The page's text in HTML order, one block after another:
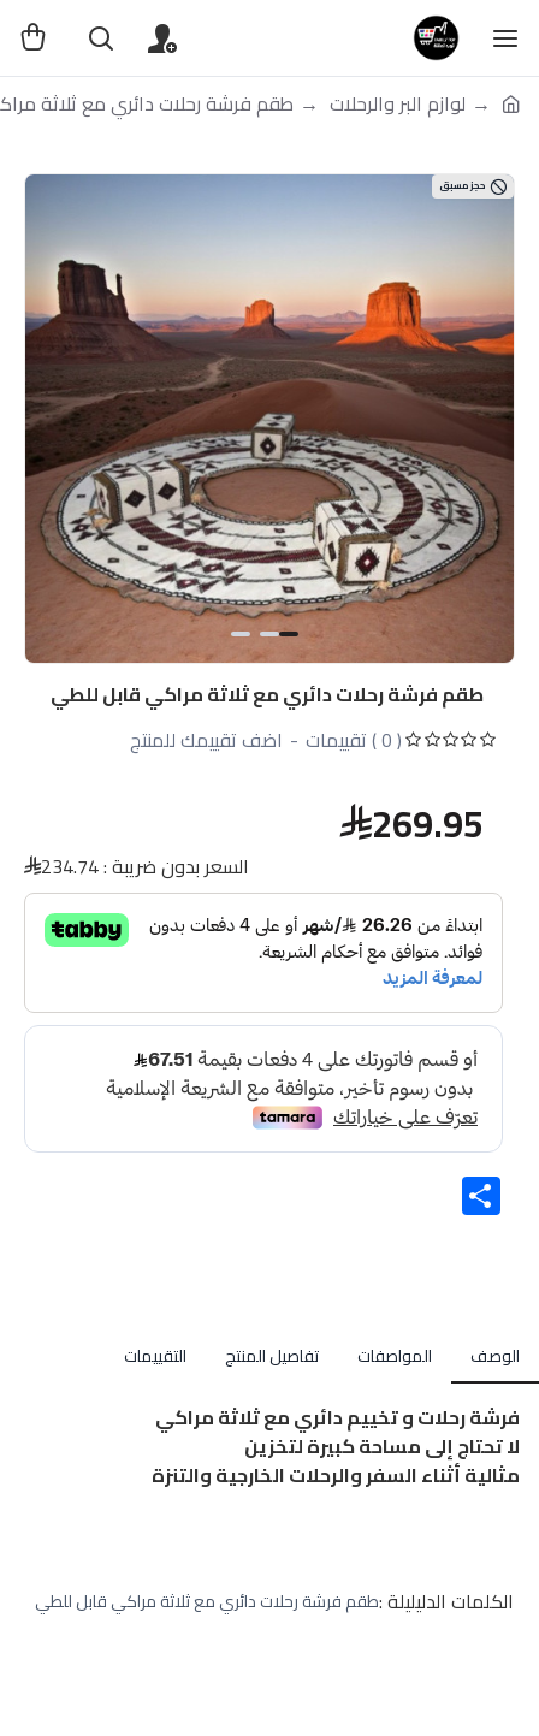
لوازم البر والرحلات طقم فرشة رحلات دائري مع ثلاثة
حجز مسبق
طقم فرشة رحلات دائري مع ثلاثة مراكي قابل للطي
( 0 ) تقييمات
- اضف تقييمك للمنتج
269.95
السعر بدون ضريبة :234.74
Share
الوصف المواصفات تفاصيل المنتج التقييمات
فرشة رحلات و تخييم دائري مع ثلاثة مراكي
لا تحتاج إلى مساحة كبيرة لتخزين
مثالية أثناء السفر والرحلات الخارجية والتنزة
الكلمات الدليليلة :طقم فرشة رحلات دائري مع ثلاثة مراكي قابل للطي